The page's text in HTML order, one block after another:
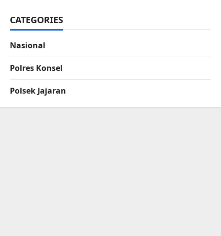
CATEGORIES
Nasional
Polres Konsel
Polsek Jajaran